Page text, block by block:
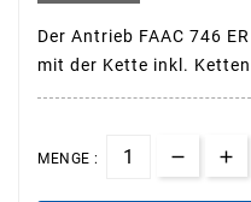
Der Antrieb FAAC 746
mit der Kette inkl.
MENGE :